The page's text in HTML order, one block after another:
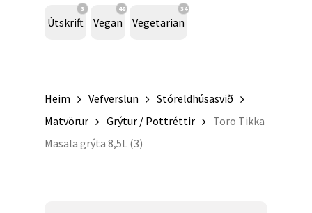
3
Útskrift
48
Vegan
34
Vegetarian
Heim Vefverslun
Stóreldhúsasvið
Matvörur
Grýtur / Pottréttir
Toro Tikka
Masala grýta 8,5L (3)